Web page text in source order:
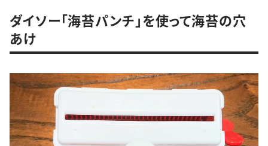
ダイソー「海苔パンチ」を使って海苔の穴
あけ